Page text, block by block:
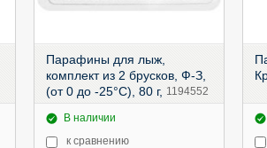
Парафины для лыж,
комплект из 2 брусков, Ф-З,
(от 0 до -25°C), 80 г, 1194552
В наличии
к сравнению